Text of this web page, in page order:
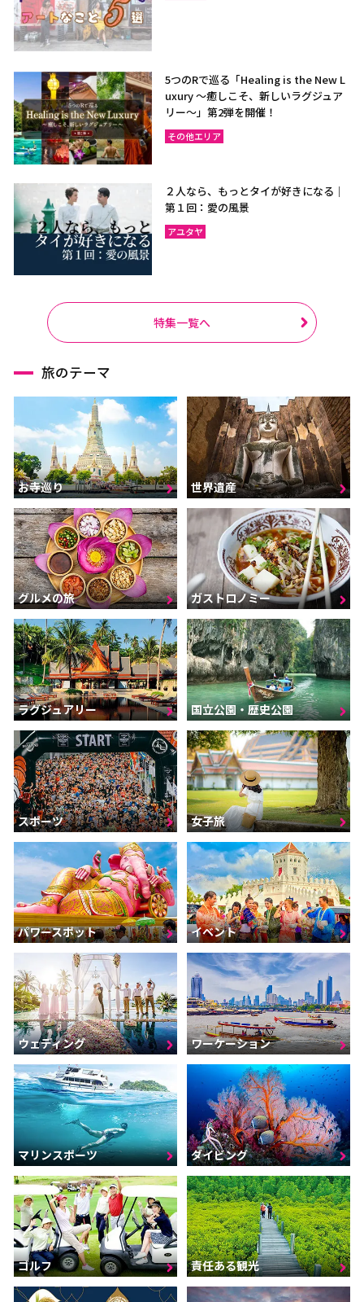
5つのRで巡る「Healing is the New L
uxury ～癒しこそ、新しいラグジュア
リー〜」第2弾を開催！
その他エリア
２人なら、もっとタイが好きになる｜
第１回：愛の風景
アユタヤ
特集一覧へ
旅のテーマ
お寺巡り 世界遺産
グルメの旅 ガストロノミー
ラグジュアリー 国立公園・歴史公園
スポーツ 女子旅
パワースポット イベント
ウェディング ワーケーション
マリンスポーツ ダイビング
ゴルフ 責任ある観光